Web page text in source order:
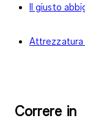
Il giusto
Attrezzatura
Correre in